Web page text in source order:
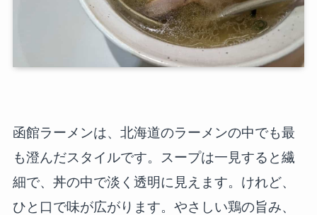
函館ラーメンは、北海道のラーメンの中でも最
も澄んだスタイルです。スープは一見すると繊
細で、丼の中で淡く透明に見えます。けれど、
ひと口で味が広がります。やさしい鶏の旨み、